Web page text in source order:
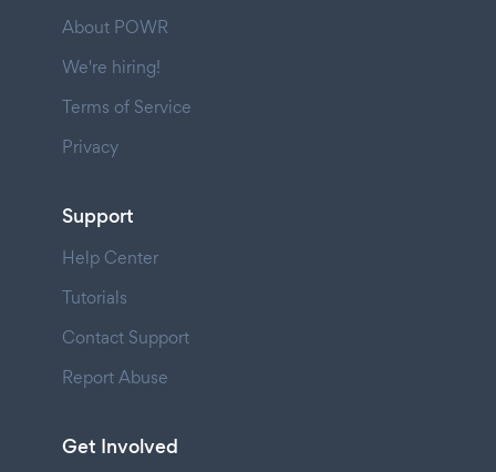
About POWR
We're hiring!
Terms of Service
Privacy
Support
Help Center
Tutorials
Contact Support
Report Abuse
Get Involved